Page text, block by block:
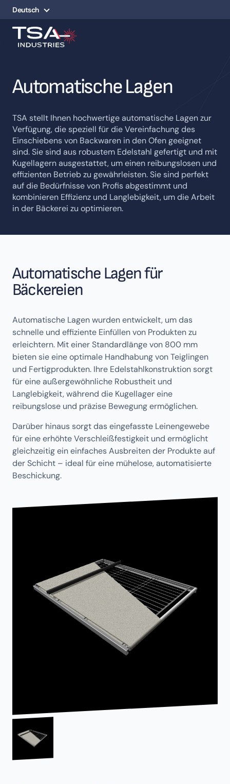
Deutsch
Automatische Lagen
TSA stellt Ihnen hochwertige automatische Lagen zur
Verfügung, die speziell für die Vereinfachung des
Einschiebens von Backwaren in den Ofen geeignet
sind. Sie sind aus robustem Edelstahl gefertigt und mit
Kugellagern ausgestattet, um einen reibungslosen und
effizienten Betrieb zu gewährleisten. Sie sind perfekt
auf die Bedürfnisse von Profis abgestimmt und
kombinieren Effizienz und Langlebigkeit, um die Arbeit
in der Bäckerei zu optimieren.
Automatische Lagen für
Bäckereien
Automatische Lagen wurden entwickelt, um das
schnelle und effiziente Einfüllen von Produkten zu
erleichtern. Mit einer Standardlänge von 800 mm
bieten sie eine optimale Handhabung von Teiglingen
und Fertigprodukten. Ihre Edelstahlkonstruktion sorgt
für eine außergewöhnliche Robustheit und
Langlebigkeit, während die Kugellager eine
reibungslose und präzise Bewegung ermöglichen.
Darüber hinaus sorgt das eingefasste Leinengewebe
für eine erhöhte Verschleißfestigkeit und ermöglicht
gleichzeitig ein einfaches Ausbreiten der Produkte auf
der Schicht – ideal für eine mühelose, automatisierte
Beschickung.